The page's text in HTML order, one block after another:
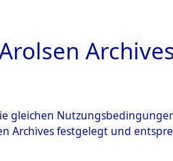
BILD
gleichen
Archives festgelegt und